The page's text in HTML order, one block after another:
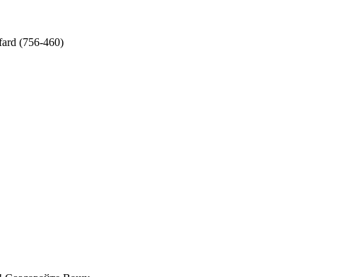
(756-460)